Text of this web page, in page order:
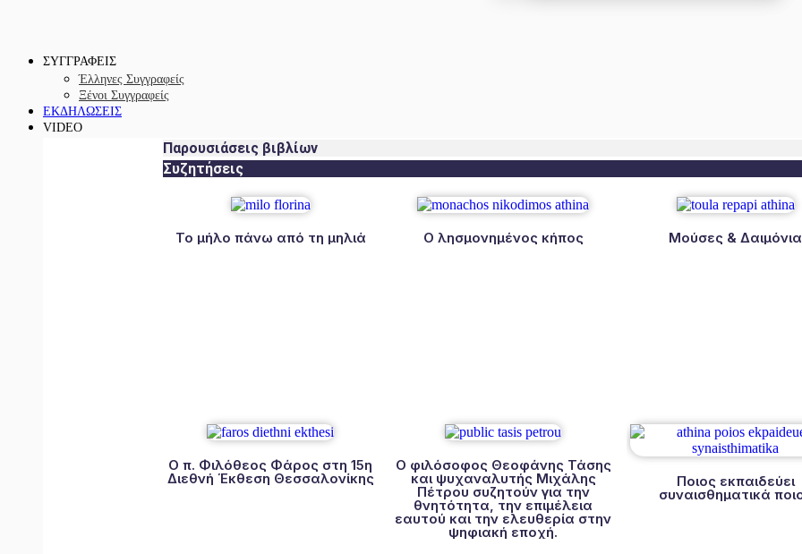
ΣΥΓΓΡΑΦΕΙΣ
Έλληνες Συγγραφείς
Ξένοι Συγγραφείς
ΕΚΔΗΛΩΣΕΙΣ
VIDEO
Παρουσιάσεις βιβλίων
Συζητήσεις
Το μήλο πάνω από τη μηλιά Ο λησμονημένος κήπος Μούσες & Δαιμόνια
Ο π. Φιλόθεος Φάρος στη 15η
Διεθνή Έκθεση Θεσσαλονίκης
Ο φιλόσοφος Θεοφάνης Τάσης
και ψυχαναλυτής Μιχάλης
Πέτρου συζητούν για την
θνητότητα, την επιμέλεια
εαυτού και την ελευθερία στην
ψηφιακή εποχή.
Ποιος εκπαιδεύει
συναισθηματικά